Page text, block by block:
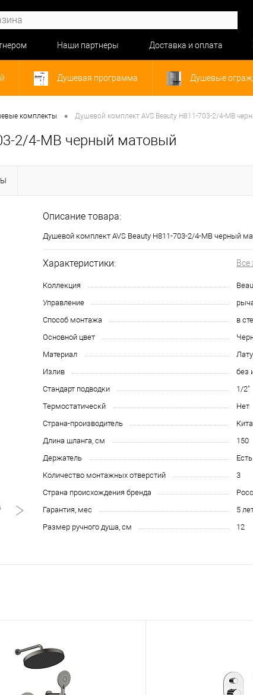
Наши партнеры Доставка и оплата
Душевая программа Душевые
комплекты • Душевой комплект AVS Beauty Н811-703-2/4-MB
2/4-MB черный матовый
Описание товара:
Душевой комплект AVS Beauty Н811-703-2/4-MB черный
Характеристики: Все
Коллекция
Управление
Способ монтажа
в
Основной цвет
Материал
Излив
без
Стандарт подводки
1/2"
Термостатическй
Нет
Страна-производитель
Длина шланга, см
150
Держатель
Есть
Количество монтажных отверстий
3
Страна происхождения бренда
Гарантия, мес
5
Размер ручного душа, см
12